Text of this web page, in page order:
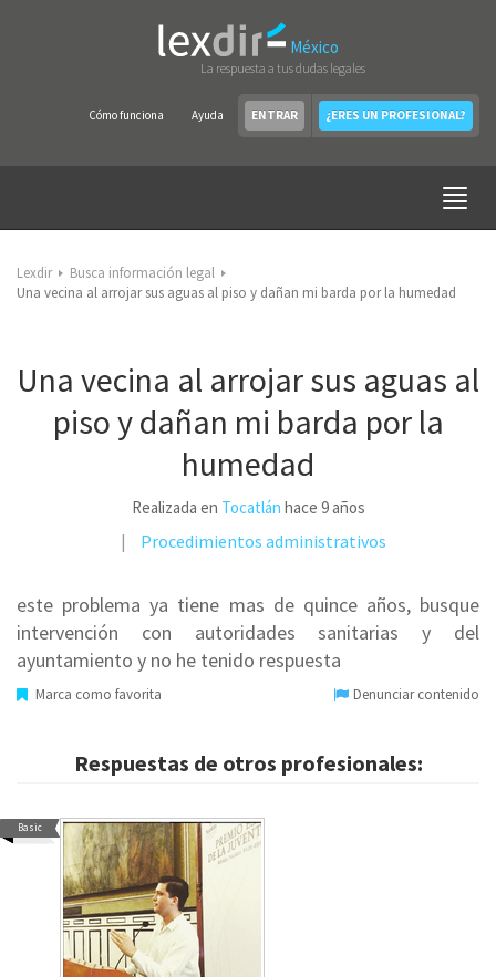
México
La respuesta a tus dudas legales
Cómo funciona Ayuda ENTRAR ¿ERES UN PROFESIONAL?
Lexdir
Busca información legal
Una vecina al arrojar sus aguas al piso y dañan mi barda por la humedad
Una vecina al arrojar sus aguas al
piso y dañan mi barda por la
humedad
Realizada en Tocatlán hace 9 años
Procedimientos administrativos
este problema ya tiene mas de quince años, busque
intervención con autoridades sanitarias y del
ayuntamiento y no he tenido respuesta
Marca como favorita Denunciar contenido
Respuestas de otros profesionales:
Basic